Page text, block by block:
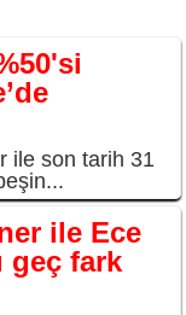
ile son tarih 31
ile Ece
geç fark